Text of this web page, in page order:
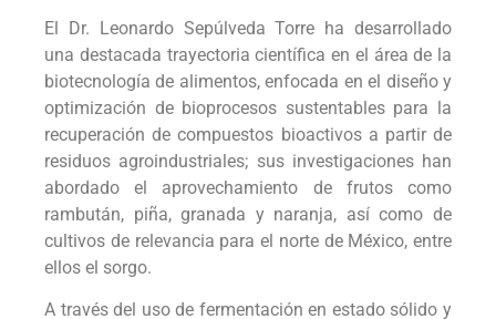
El Dr. Leonardo Sepúlveda Torre ha desarrollado
una destacada trayectoria científica en el área de la
biotecnología de alimentos, enfocada en el diseño y
optimización de bioprocesos sustentables para la
recuperación de compuestos bioactivos a partir de
residuos agroindustriales; sus investigaciones han
abordado el aprovechamiento de frutos como
rambután, piña, granada y naranja, así como de
cultivos de relevancia para el norte de México, entre
ellos el sorgo.
A través del uso de fermentación en estado sólido y